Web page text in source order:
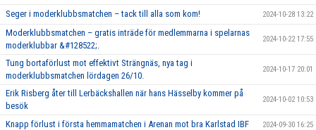
Seger i moderklubbsmatchen – tack till alla som kom! 2024-10-28 13:22
Moderklubbsmatchen – gratis inträde för medlemmarna i spelarnas
moderklubbar &#128522;.
2024-10-22 17:55
Tung bortaförlust mot effektivt Strängnäs, nya tag i
moderklubbsmatchen lördagen 26/10.
2024-10-17 20:01
Erik Risberg åter till Lerbäckshallen när hans Hässelby kommer på
besök
2024-10-02 10:53
Knapp förlust i första hemmamatchen i Arenan mot bra Karlstad IBF 2024-09-30 16:25